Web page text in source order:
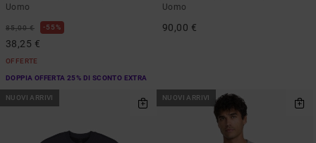
Uomo
85,00 € 55%
38,25 €
OFFERTE
DOPPIA OFFERTA 25% DI SCONTO EXTRA
Uomo
90,00 €
NUOVI ARRIVI NUOVI ARRIVI